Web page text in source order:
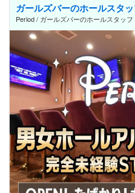
ガールズバーのホールスタ
Period / ガールズバーのホールスタッフ